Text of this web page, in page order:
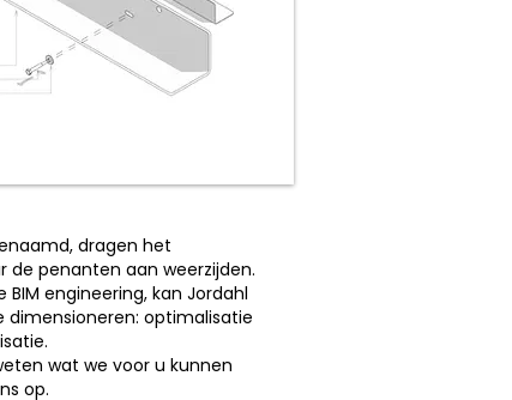
dragen het
de penanten aan weerzijden.
engineering, kan Jordahl
dimensioneren: optimalisatie
wat we voor u kunnen
op.